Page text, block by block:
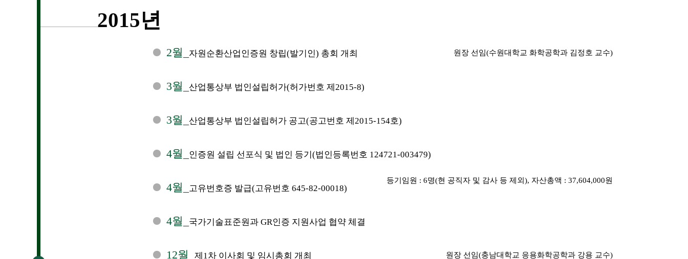
2015년
2월_ 자원순환산업인증원 창립(발기인) 총회 개최 원장 선임(수원대학교 화학공학과 김정호 교수)
3월_ 산업통상부 법인설립허가(허가번호 제2015-8)
3월_ 산업통상부 법인설립허가 공고(공고번호 제2015-154호)
4월_ 인증원 설립 선포식 및 법인 등기(법인등록번호 124721-003479)
등기임원 : 6명(현 공직자 및 감사 등 제외), 자산총액 : 37,604,000원
4월_ 고유번호증 발급(고유번호 645-82-00018)
4월_ 국가기술표준원과 GR인증 지원사업 협약 체결
12월_ 제1차 이사회 및 임시총회 개최 원장 선임(충남대학교 응용화학공학과 강용 교수)